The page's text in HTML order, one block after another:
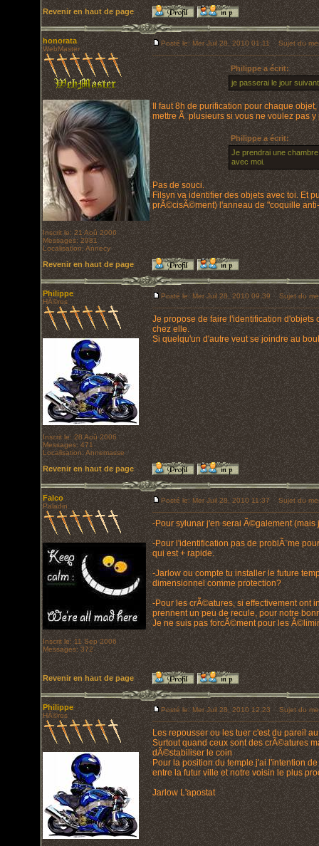
Revenir en haut de page
honorata
WebMaster
Inscrit le: 21 Aoû 2006
Messages: 2981
Localisation: Annecy
Posté le: Mer Juil 28, 2010 01:11 Sujet du
Philippe a écrit:
je passerai le jour
Il faut 8h de purification pour chaque
mettre Ã plusieurs si vous ne voulez pas
Philippe a écrit:
Je prendrai une
avec moi.
Pas de souci.
Filsyn va identifier des objets avec toi. Et
prÃ©cisÃ©ment) l'anneau de "coquille
Revenir en haut de page
Philippe
HÃ©ros
Inscrit le: 28 Aoû 2006
Messages: 471
Localisation: Annemasse
Posté le: Mer Juil 28, 2010 09:39 Sujet du
Je propose de faire l'identification d'objets
chez elle.
Si quelqu'un d'autre veut se joindre au
Revenir en haut de page
Falco
Paladin
Inscrit le: 11 Sep 2006
Messages: 372
Posté le: Mer Juil 28, 2010 11:37 Sujet du
-Pour sylunar j'en serai Ã©galement (mais
-Pour l'identification pas de problÃ¨me
qui est + rapide.
-Jarlow ou compte tu installer le future
dimensionnel comme protection?
-Pour les crÃ©atures, si effectivement ont
prennent un peu de recule, pour notre
Je ne suis pas forcÃ©ment pour les
Revenir en haut de page
Philippe
HÃ©ros
Posté le: Mer Juil 28, 2010 12:23 Sujet du
Les repousser ou les tuer c'est du pareil
Surtout quand ceux sont des crÃ©atures
dÃ©stabiliser le coin
Pour la position du temple j'ai l'intention
entre la futur ville et notre voisin le plus
Jarlow L'apostat